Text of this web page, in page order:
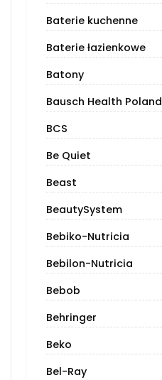
Baterie kuchenne
Baterie łazienkowe
Batony
Bausch Health Poland
BCS
Be Quiet
Beast
BeautySystem
Bebiko-Nutricia
Bebilon-Nutricia
Bebob
Behringer
Beko
Bel-Ray